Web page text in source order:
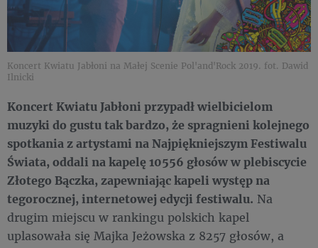
Koncert Kwiatu Jabłoni na Małej Scenie Pol'and'Rock 2019. fot. Dawid
Ilnicki
Koncert Kwiatu Jabłoni przypadł wielbicielom
muzyki do gustu tak bardzo, że spragnieni kolejnego
spotkania z artystami na Najpiękniejszym Festiwalu
Świata, oddali na kapelę 10556 głosów w plebiscycie
Złotego Bączka, zapewniając kapeli występ na
tegorocznej, internetowej edycji festiwalu. Na
drugim miejscu w rankingu polskich kapel
uplasowała się Majka Jeżowska z 8257 głosów, a